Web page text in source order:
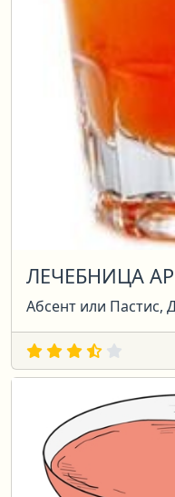
ЛЕЧЕБНИЦА
Абсент или Пастис,